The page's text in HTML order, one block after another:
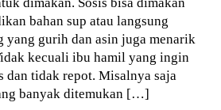
bahan sup atau langsung
yang gurih dan asin juga menarik
kecuali ibu hamil yang ingin
dan tidak repot. Misalnya saja
banyak ditemukan […]